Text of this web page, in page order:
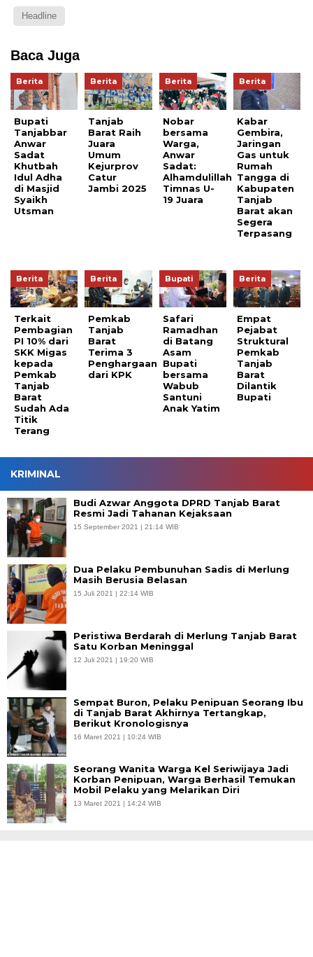
Headline
Baca Juga
Berita
Bupati
Tanjabbar
Anwar
Sadat
Khutbah
Idul Adha
di Masjid
Syaikh
Utsman
Berita
Tanjab
Barat Raih
Juara
Umum
Kejurprov
Catur
Jambi 2025
Berita
Nobar
bersama
Warga,
Anwar
Sadat:
Alhamdulillah
Timnas U-
19 Juara
Berita
Kabar
Gembira,
Jaringan
Gas untuk
Rumah
Tangga di
Kabupaten
Tanjab
Barat akan
Segera
Terpasang
Berita
Terkait
Pembagian
PI 10% dari
SKK Migas
kepada
Pemkab
Tanjab
Barat
Sudah Ada
Titik
Terang
Berita
Pemkab
Tanjab
Barat
Terima 3
Penghargaan
dari KPK
Bupati
Safari
Ramadhan
di Batang
Asam
Bupati
bersama
Wabub
Santuni
Anak Yatim
Berita
Empat
Pejabat
Struktural
Pemkab
Tanjab
Barat
Dilantik
Bupati
KRIMINAL
Budi Azwar Anggota DPRD Tanjab Barat
Resmi Jadi Tahanan Kejaksaan
15 September 2021 | 21:14 WIB
Dua Pelaku Pembunuhan Sadis di Merlung
Masih Berusia Belasan
15 Juli 2021 | 22:14 WIB
Peristiwa Berdarah di Merlung Tanjab Barat
Satu Korban Meninggal
12 Juli 2021 | 19:20 WIB
Sempat Buron, Pelaku Penipuan Seorang Ibu
di Tanjab Barat Akhirnya Tertangkap,
Berikut Kronologisnya
16 Maret 2021 | 10:24 WIB
Seorang Wanita Warga Kel Seriwijaya Jadi
Korban Penipuan, Warga Berhasil Temukan
Mobil Pelaku yang Melarikan Diri
13 Maret 2021 | 14:24 WIB